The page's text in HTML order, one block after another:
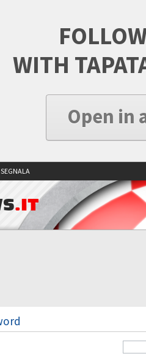
WITH
Open in
SEGNALA
.IT